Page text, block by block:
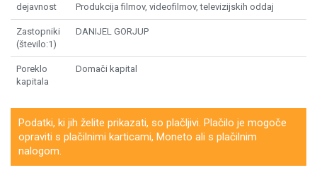
dejavnost
Produkcija filmov, videofilmov, televizijskih oddaj
Zastopniki
(število:1)
DANIJEL GORJUP
Poreklo
kapitala
Domači kapital
Podatki, ki jih želite prikazati, so plačljivi. Plačilo je mogoče
opraviti s plačilnimi karticami, Moneto ali s plačilnim
nalogom.